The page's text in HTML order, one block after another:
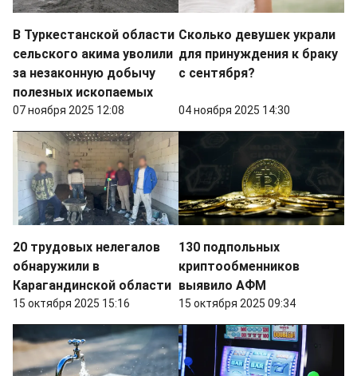
В Туркестанской области
сельского акима уволили
за незаконную добычу
полезных ископаемых
07 ноября 2025 12:08
Сколько девушек украли
для принуждения к браку
с сентября?
04 ноября 2025 14:30
20 трудовых нелегалов
обнаружили в
Карагандинской области
15 октября 2025 15:16
130 подпольных
криптообменников
выявило АФМ
15 октября 2025 09:34